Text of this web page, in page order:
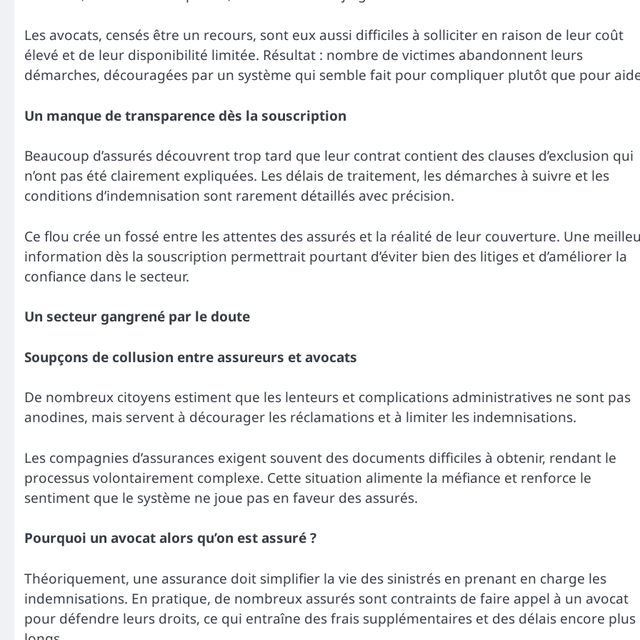
Les avocats, censés être un recours, sont eux aussi difficiles à solliciter en raison de leur coût
élevé et de leur disponibilité limitée. Résultat : nombre de victimes abandonnent leurs
démarches, découragées par un système qui semble fait pour compliquer plutôt que pour
Un manque de transparence dès la souscription
Beaucoup d’assurés découvrent trop tard que leur contrat contient des clauses d’exclusion qui
n’ont pas été clairement expliquées. Les délais de traitement, les démarches à suivre et les
conditions d’indemnisation sont rarement détaillés avec précision.
Ce flou crée un fossé entre les attentes des assurés et la réalité de leur couverture. Une
information dès la souscription permettrait pourtant d’éviter bien des litiges et d’améliorer la
confiance dans le secteur.
Un secteur gangrené par le doute
Soupçons de collusion entre assureurs et avocats
De nombreux citoyens estiment que les lenteurs et complications administratives ne sont pas
anodines, mais servent à décourager les réclamations et à limiter les indemnisations.
Les compagnies d’assurances exigent souvent des documents difficiles à obtenir, rendant le
processus volontairement complexe. Cette situation alimente la méfiance et renforce le
sentiment que le système ne joue pas en faveur des assurés.
Pourquoi un avocat alors qu’on est assuré ?
Théoriquement, une assurance doit simplifier la vie des sinistrés en prenant en charge les
indemnisations. En pratique, de nombreux assurés sont contraints de faire appel à un avocat
pour défendre leurs droits, ce qui entraîne des frais supplémentaires et des délais encore plus